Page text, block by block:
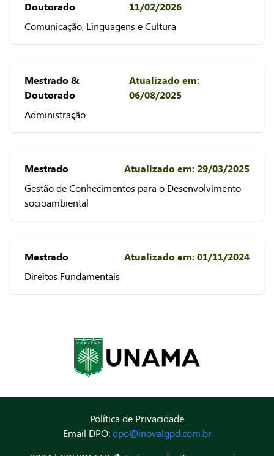
Doutorado
11/02/2026
Comunicação, Linguagens e Cultura
Mestrado &
Doutorado
Atualizado em:
06/08/2025
Administração
Mestrado
Atualizado em: 29/03/2025
Gestão de Conhecimentos para o Desenvolvimento
socioambiental
Mestrado
Atualizado em: 01/11/2024
Direitos Fundamentais
Política de Privacidade
Email DPO: dpo@inovalgpd.com.br